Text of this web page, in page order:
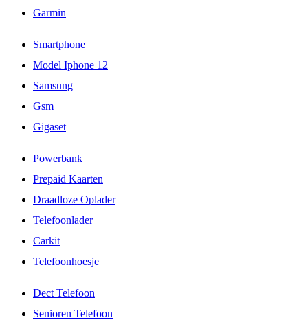
Garmin
Smartphone
Model Iphone 12
Samsung
Gsm
Gigaset
Powerbank
Prepaid Kaarten
Draadloze Oplader
Telefoonlader
Carkit
Telefoonhoesje
Dect Telefoon
Senioren Telefoon